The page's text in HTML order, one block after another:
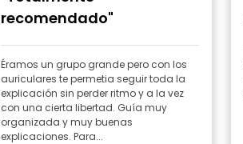
recomendado"
Éramos un grupo grande pero con los
auriculares te permetia seguir toda la
explicación sin perder ritmo y a la vez
con una cierta libertad. Guía muy
organizada y muy buenas
explicaciones. Para...